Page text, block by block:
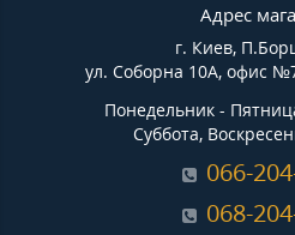
Адрес
г. Киев,
ул. Соборна 10А, офис
Понедельник -
Суббота,
066-
068-